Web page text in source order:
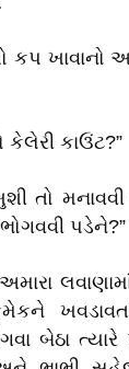
કપ
કેલેરી કાઉંટ?”
તો
પડેને?”
બેઠા ત્યારે